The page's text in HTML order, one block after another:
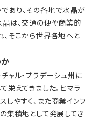
あり、その各地で水晶が
晶は、交通の便や商業的
、そこから世界各地へと
ャル・プラデーシュ州に
栄えてきました。ヒマラ
やすく、また商業インフ
集積地として発展してき